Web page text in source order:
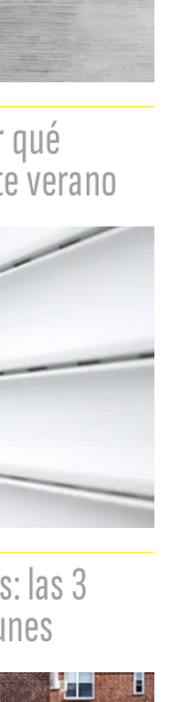
verano
las 3